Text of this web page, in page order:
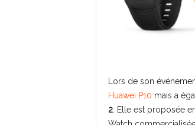
Lors de son
Huawei P10 mais a
2. Elle est proposée